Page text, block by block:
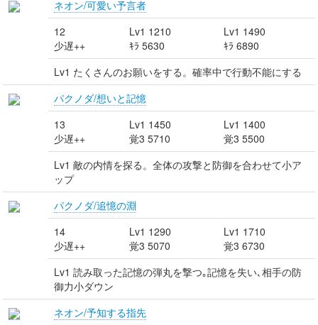
ネオン/可愛い予言者
12
少遅++
Lv1 1210
ｷﾗ 5630
Lv1 1490
ｷﾗ 6890
Lv1 たくさんのお願いをする。確率中で行動不能にする
パクノダ/想いと記憶
13
少遅++
Lv1 1450
覚3 5710
Lv1 1400
覚3 5500
Lv1 敵の内情を探る。全体の攻撃と防御を合わせて小ア
ップ
パクノダ/追憶の淵
14
少遅++
Lv1 1290
覚3 5070
Lv1 1710
覚3 6730
Lv1 読み取った記憶の弾丸を撃つ｡記憶を失い､相手の防
御力小ダウン
ネオン/予知する指先